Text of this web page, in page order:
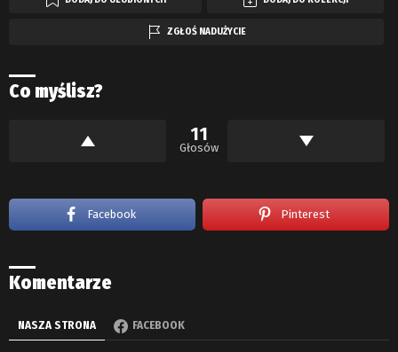
ZGŁOŚ NADUŻYCIE
Co myślisz?
11
Głosów
Facebook Pinterest
Komentarze
NASZA STRONA FACEBOOK